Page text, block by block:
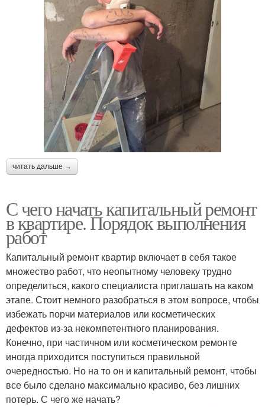
читать дальше →
С чего начать капитальный ремонт
в квартире. Порядок выполнения
работ
Капитальный ремонт квартир включает в себя такое
множество работ, что неопытному человеку трудно
определиться, какого специалиста приглашать на каком
этапе. Стоит немного разобраться в этом вопросе, чтобы
избежать порчи материалов или косметических
дефектов из-за некомпетентного планирования.
Конечно, при частичном или косметическом ремонте
иногда приходится поступиться правильной
очередностью. Но на то он и капитальный ремонт, чтобы
все было сделано максимально красиво, без лишних
потерь. С чего же начать?